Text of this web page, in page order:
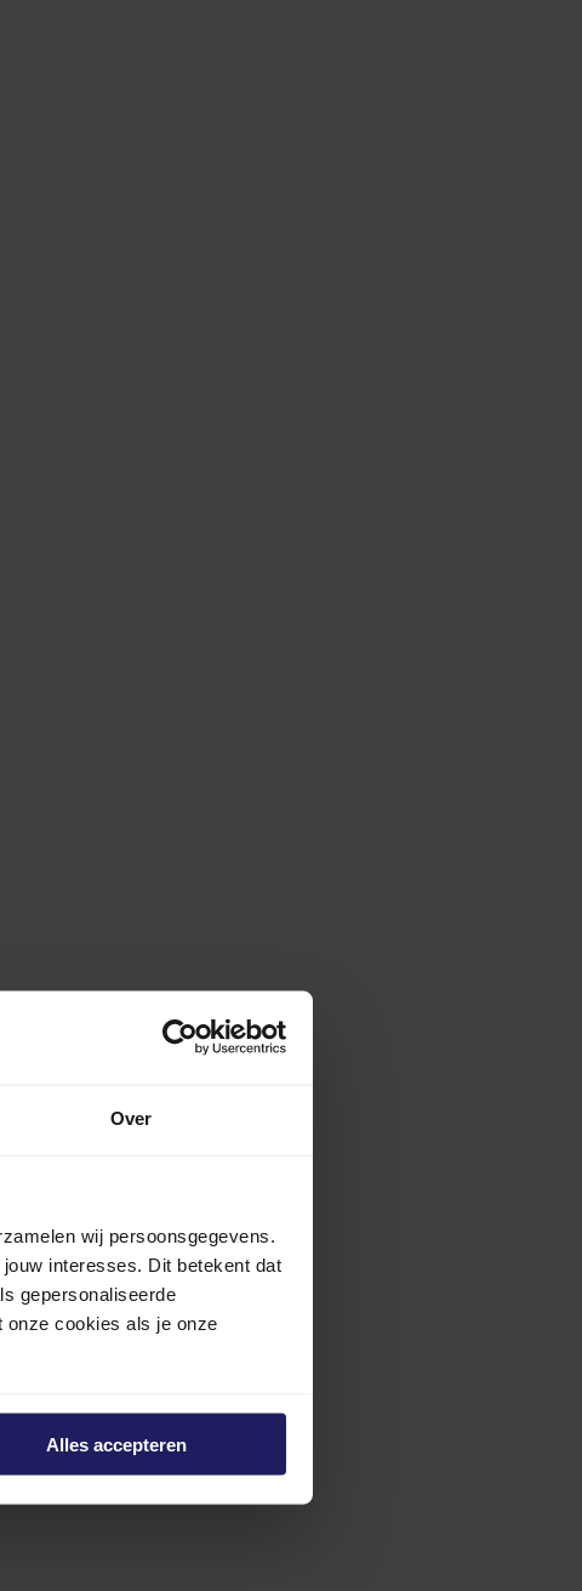
Over
wij persoonsgegevens.
interesses. Dit betekent dat
gepersonaliseerde
onze cookies als je onze
Alles accepteren